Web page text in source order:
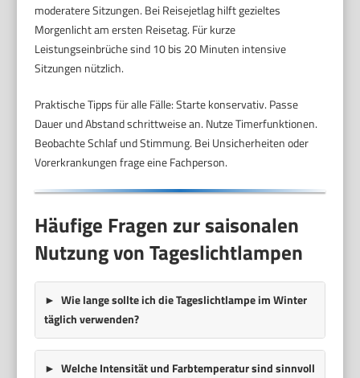
moderatere Sitzungen. Bei Reisejetlag hilft gezieltes
Morgenlicht am ersten Reisetag. Für kurze
Leistungseinbrüche sind 10 bis 20 Minuten intensive
Sitzungen nützlich.
Praktische Tipps für alle Fälle: Starte konservativ. Passe
Dauer und Abstand schrittweise an. Nutze Timerfunktionen.
Beobachte Schlaf und Stimmung. Bei Unsicherheiten oder
Vorerkrankungen frage eine Fachperson.
Häufige Fragen zur saisonalen
Nutzung von Tageslichtlampen
Wie lange sollte ich die Tageslichtlampe im Winter
täglich verwenden?
Welche Intensität und Farbtemperatur sind sinnvoll